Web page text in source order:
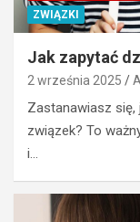
ZWIĄZKI
Jak zapytać
2 września 2025
Zastanawiasz
związek? To
i…